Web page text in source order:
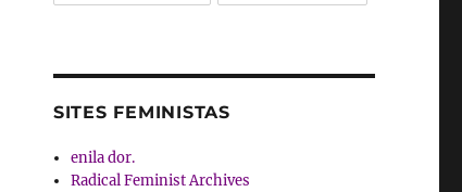
SITES FEMINISTAS
enila dor.
Radical Feminist Archives